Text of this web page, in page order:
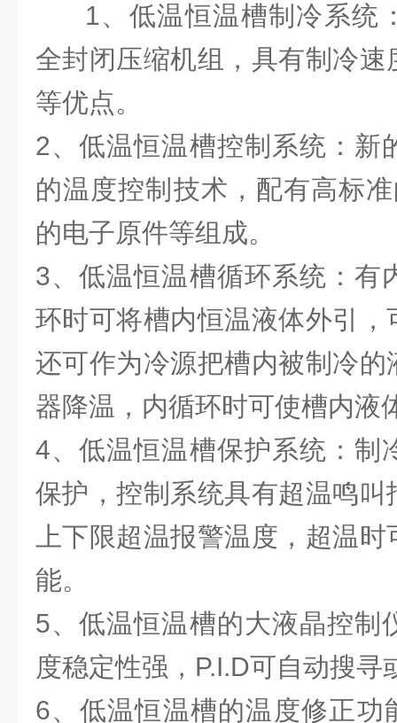
1、低温恒温槽制冷系统
全封闭压缩机组，具有制冷
等优点。
2、低温恒温槽控制系统：新
的温度控制技术，配有高标
的电子原件等组成。
3、低温恒温槽循环系统：有
环时可将槽内恒温液体外引
还可作为冷源把槽内被制冷
器降温，内循环时可使槽内液
4、低温恒温槽保护系统：制
保护，控制系统具有超温鸣
上下限超温报警温度，超温
能。
5、低温恒温槽的大液晶控制
度稳定性强，P.I.D可自动搜寻
6、低温恒温槽的温度修正